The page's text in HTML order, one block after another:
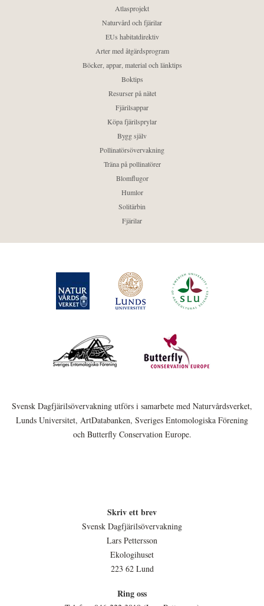
Atlasprojekt
Naturvård och fjärilar
EUs habitatdirektiv
Arter med åtgärdsprogram
Böcker, appar, material och länktips
Boktips
Resurser på nätet
Fjärilsappar
Köpa fjärilsprylar
Bygg själv
Pollinatörsövervakning
Träna på pollinatörer
Blomflugor
Humlor
Solitärbin
Fjärilar
Svensk Dagfjärilsövervakning utförs i samarbete med Naturvårdsverket,
Lunds Universitet, ArtDatabanken, Sveriges Entomologiska Förening
och Butterfly Conservation Europe.
Skriv ett brev
Svensk Dagfjärilsövervakning
Lars Pettersson
Ekologihuset
223 62 Lund
Ring oss